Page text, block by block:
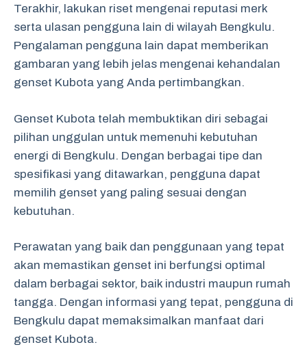
Terakhir, lakukan riset mengenai reputasi merk
serta ulasan pengguna lain di wilayah Bengkulu.
Pengalaman pengguna lain dapat memberikan
gambaran yang lebih jelas mengenai kehandalan
genset Kubota yang Anda pertimbangkan.
Genset Kubota telah membuktikan diri sebagai
pilihan unggulan untuk memenuhi kebutuhan
energi di Bengkulu. Dengan berbagai tipe dan
spesifikasi yang ditawarkan, pengguna dapat
memilih genset yang paling sesuai dengan
kebutuhan.
Perawatan yang baik dan penggunaan yang tepat
akan memastikan genset ini berfungsi optimal
dalam berbagai sektor, baik industri maupun rumah
tangga. Dengan informasi yang tepat, pengguna di
Bengkulu dapat memaksimalkan manfaat dari
genset Kubota.